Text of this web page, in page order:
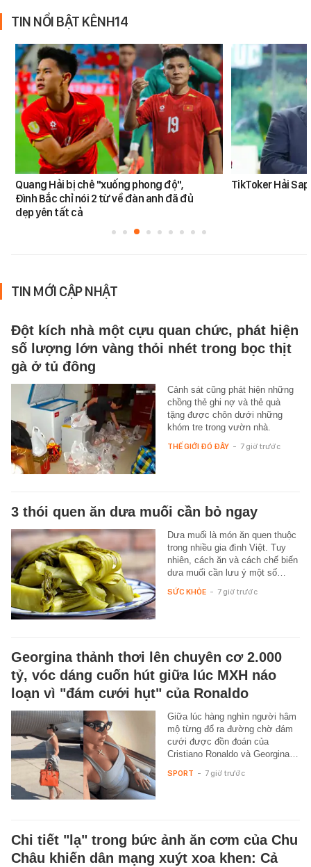
TIN NỔI BẬT KÊNH14
Quang Hải bị chê "xuống phong độ",
Đình Bắc chỉ nói 2 từ về đàn anh đã đủ
dẹp yên tất cả
TikToker Hải
TIN MỚI CẬP NHẬT
Đột kích nhà một cựu quan chức, phát hiện
số lượng lớn vàng thỏi nhét trong bọc thịt
gà ở tủ đông
Cảnh sát cũng phát hiện những
chồng thẻ ghi nợ và thẻ quà
tặng được chôn dưới những
khóm tre trong vườn nhà.
THẾ GIỚI ĐÓ ĐÂY - 7 giờ trước
3 thói quen ăn dưa muối cần bỏ ngay
Dưa muối là món ăn quen thuộc
trong nhiều gia đình Việt. Tuy
nhiên, cách ăn và cách chế biến
dưa muối cần lưu ý một số…
SỨC KHỎE - 7 giờ trước
Georgina thảnh thơi lên chuyên cơ 2.000
tỷ, vóc dáng cuốn hút giữa lúc MXH náo
loạn vì "đám cưới hụt" của Ronaldo
Giữa lúc hàng nghìn người hâm
mộ từng đổ ra đường chờ đám
cưới được đồn đoán của
Cristiano Ronaldo và Georgina…
SPORT - 7 giờ trước
Chi tiết "lạ" trong bức ảnh ăn cơm của Chu
Châu khiến dân mạng xuýt xoa khen: Cả